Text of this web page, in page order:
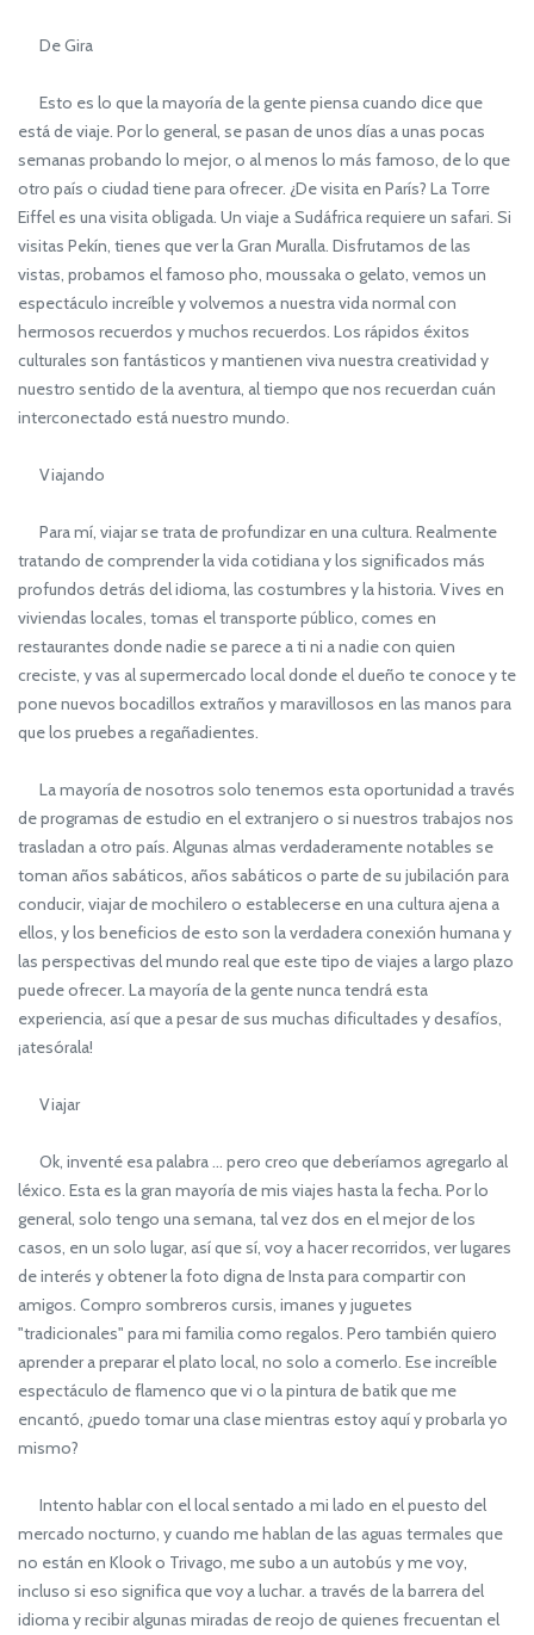
De Gira
Esto es lo que la mayoría de la gente piensa cuando dice que
está de viaje. Por lo general, se pasan de unos días a unas pocas
semanas probando lo mejor, o al menos lo más famoso, de lo que
otro país o ciudad tiene para ofrecer. ¿De visita en París? La Torre
Eiffel es una visita obligada. Un viaje a Sudáfrica requiere un safari. Si
visitas Pekín, tienes que ver la Gran Muralla. Disfrutamos de las
vistas, probamos el famoso pho, moussaka o gelato, vemos un
espectáculo increíble y volvemos a nuestra vida normal con
hermosos recuerdos y muchos recuerdos. Los rápidos éxitos
culturales son fantásticos y mantienen viva nuestra creatividad y
nuestro sentido de la aventura, al tiempo que nos recuerdan cuán
interconectado está nuestro mundo.
Viajando
Para mí, viajar se trata de profundizar en una cultura. Realmente
tratando de comprender la vida cotidiana y los significados más
profundos detrás del idioma, las costumbres y la historia. Vives en
viviendas locales, tomas el transporte público, comes en
restaurantes donde nadie se parece a ti ni a nadie con quien
creciste, y vas al supermercado local donde el dueño te conoce y te
pone nuevos bocadillos extraños y maravillosos en las manos para
que los pruebes a regañadientes.
La mayoría de nosotros solo tenemos esta oportunidad a través
de programas de estudio en el extranjero o si nuestros trabajos nos
trasladan a otro país. Algunas almas verdaderamente notables se
toman años sabáticos, años sabáticos o parte de su jubilación para
conducir, viajar de mochilero o establecerse en una cultura ajena a
ellos, y los beneficios de esto son la verdadera conexión humana y
las perspectivas del mundo real que este tipo de viajes a largo plazo
puede ofrecer. La mayoría de la gente nunca tendrá esta
experiencia, así que a pesar de sus muchas dificultades y desafíos,
¡atesórala!
Viajar
Ok, inventé esa palabra ... pero creo que deberíamos agregarlo al
léxico. Esta es la gran mayoría de mis viajes hasta la fecha. Por lo
general, solo tengo una semana, tal vez dos en el mejor de los
casos, en un solo lugar, así que sí, voy a hacer recorridos, ver lugares
de interés y obtener la foto digna de Insta para compartir con
amigos. Compro sombreros cursis, imanes y juguetes
"tradicionales" para mi familia como regalos. Pero también quiero
aprender a preparar el plato local, no solo a comerlo. Ese increíble
espectáculo de flamenco que vi o la pintura de batik que me
encantó, ¿puedo tomar una clase mientras estoy aquí y probarla yo
mismo?
Intento hablar con el local sentado a mi lado en el puesto del
mercado nocturno, y cuando me hablan de las aguas termales que
no están en Klook o Trivago, me subo a un autobús y me voy,
incluso si eso significa que voy a luchar. a través de la barrera del
idioma y recibir algunas miradas de reojo de quienes frecuentan el